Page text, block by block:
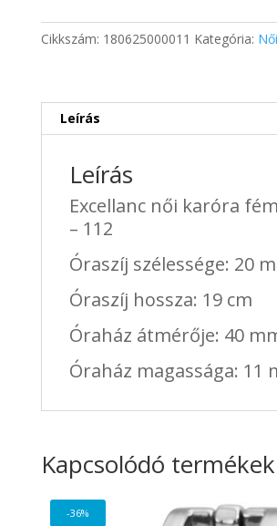
Cikkszám: 180625000011 Kategória:
Leírás
Leírás
Excellanc női karóra
– 112
Óraszíj szélessége: 20
Óraszíj hossza: 19 cm
Óraház átmérője: 40
Óraház magassága: 11
Kapcsolódó termékek
-36%